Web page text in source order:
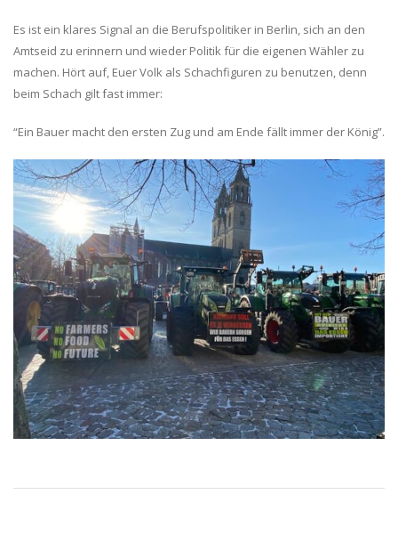
Es ist ein klares Signal an die Berufspolitiker in Berlin, sich an den
Amtseid zu erinnern und wieder Politik für die eigenen Wähler zu
machen. Hört auf, Euer Volk als Schachfiguren zu benutzen, denn
beim Schach gilt fast immer:
“Ein Bauer macht den ersten Zug und am Ende fällt immer der König”.